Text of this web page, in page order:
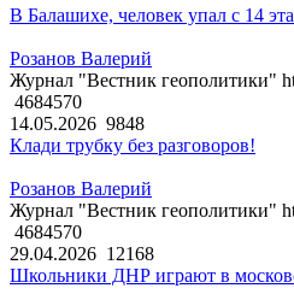
В Балашихе, человек упал с 14
Розанов Валерий
Журнал "Вестник геополитики"
4684570
14.05.2026 9848
Клади трубку без разговоров!
Розанов Валерий
Журнал "Вестник геополитики"
4684570
29.04.2026 12168
Школьники ДНР играют в